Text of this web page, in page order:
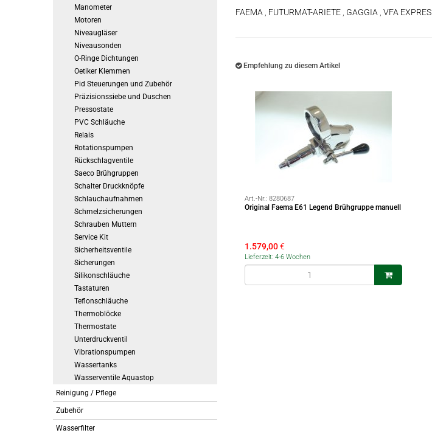
Manometer
Motoren
Niveaugläser
Niveausonden
O-Ringe Dichtungen
Oetiker Klemmen
Pid Steuerungen und Zubehör
Präzisionssiebe und Duschen
Pressostate
PVC Schläuche
Relais
Rotationspumpen
Rückschlagventile
Saeco Brühgruppen
Schalter Druckknöpfe
Schlauchaufnahmen
Schmelzsicherungen
Schrauben Muttern
Service Kit
Sicherheitsventile
Sicherungen
Silikonschläuche
Tastaturen
Teflonschläuche
Thermoblöcke
Thermostate
Unterdruckventil
Vibrationspumpen
Wassertanks
Wasserventile Aquastop
Reinigung / Pflege
Zubehör
Wasserfilter
FAEMA FUTURMAT-ARIETE GAGGIA VFA EXPRES
Empfehlung zu diesem Artikel
Art.-Nr.: 8280687
Original Faema E61 Legend Brühgruppe manuell
1.579,00€
Lieferzeit: 4-6 Wochen